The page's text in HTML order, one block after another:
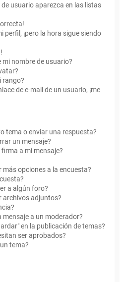
usuario aparezca en las listas
perfil, ¡pero la hora sigue siendo
mi nombre de usuario?
rango?
de e-mail de un usuario, ¡me
tema o enviar una respuesta?
un mensaje?
a mi mensaje?
más opciones a la encuesta?
a algún foro?
archivos adjuntos?
mensaje a un moderador?
en la publicación de temas?
ser aprobados?
tema?